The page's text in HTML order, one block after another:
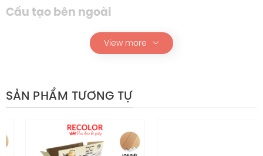
Cấu tạo bên ngoài
Bên ngoài hộp được thiết kế dạng nắp gài có khớp gấp
chặt, không cần băng keo.
lắp nhanh chóng, giữ phom đẹp và đều.
Bề mặt giấy phù hợp cho nhiều kỹ thuật in, đảm bảo khả
Cấu tạo bên trong
View more
SẢN PHẨM TƯƠNG TỰ